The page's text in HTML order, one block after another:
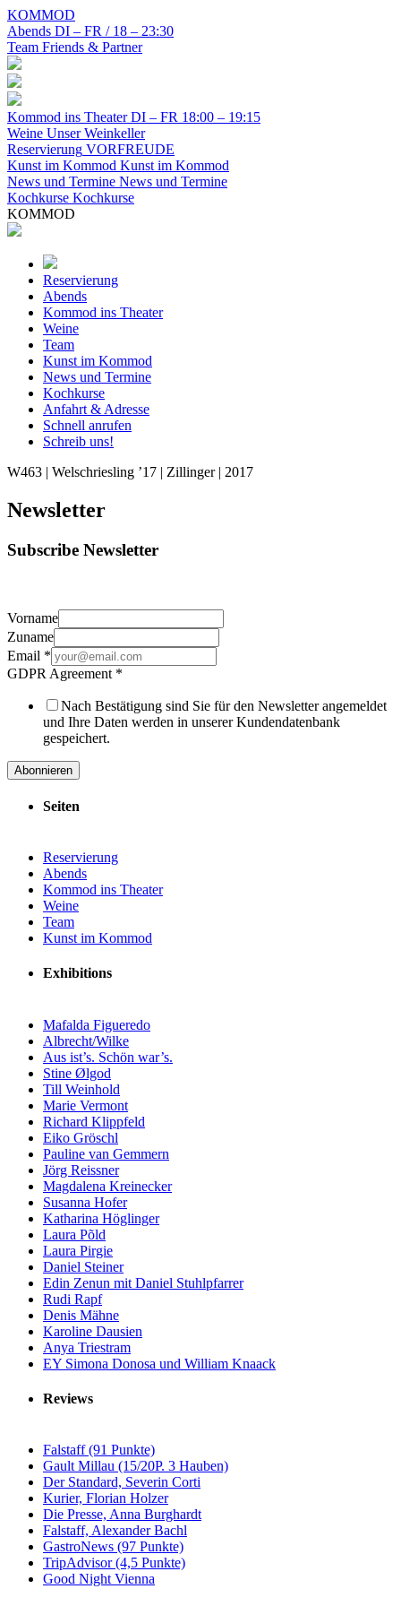
KOMMOD
Abends DI – FR / 18 – 23:30
Team Friends & Partner
Kommod ins Theater DI – FR 18:00 – 19:15
Weine Unser Weinkeller
Reservierung VORFREUDE
Kunst im Kommod Kunst im Kommod
News und Termine News und Termine
Kochkurse Kochkurse
KOMMOD
Reservierung
Abends
Kommod ins Theater
Weine
Team
Kunst im Kommod
News und Termine
Kochkurse
Anfahrt & Adresse
Schnell anrufen
Schreib uns!
W463 | Welschriesling ’17 | Zillinger | 2017
Newsletter
Subscribe Newsletter
Vorname
Zuname
Email *
GDPR Agreement *
Nach Bestätigung sind Sie für den Newsletter angemeldet
und Ihre Daten werden in unserer Kundendatenbank
gespeichert.
Abonnieren
Seiten
Reservierung
Abends
Kommod ins Theater
Weine
Team
Kunst im Kommod
Exhibitions
Mafalda Figueredo
Albrecht/Wilke
Aus ist’s. Schön war’s.
Stine Ølgod
Till Weinhold
Marie Vermont
Richard Klippfeld
Eiko Gröschl
Pauline van Gemmern
Jörg Reissner
Magdalena Kreinecker
Susanna Hofer
Katharina Höglinger
Laura Põld
Laura Pirgie
Daniel Steiner
Edin Zenun mit Daniel Stuhlpfarrer
Rudi Rapf
Denis Mähne
Karoline Dausien
Anya Triestram
EY Simona Donosa und William Knaack
Reviews
Falstaff (91 Punkte)
Gault Millau (15/20P. 3 Hauben)
Der Standard, Severin Corti
Kurier, Florian Holzer
Die Presse, Anna Burghardt
Falstaff, Alexander Bachl
GastroNews (97 Punkte)
TripAdvisor (4,5 Punkte)
Good Night Vienna